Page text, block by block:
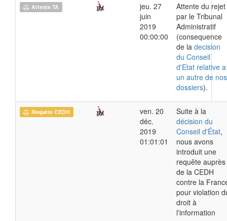
Attente TA
jeu. 27
juin
2019
00:00:00
Attente du rejet
par le Tribunal
Administratif
(consequence
de la decision
du Conseil
d'Etat relative a
un autre de nos
dossiers).
Requête CEDH
ven. 20
déc.
2019
01:01:01
Suite à la
décision du
Conseil d'État,
nous avons
introduit une
requête auprès
de la CEDH
contre la
pour violation
droit à
l'information